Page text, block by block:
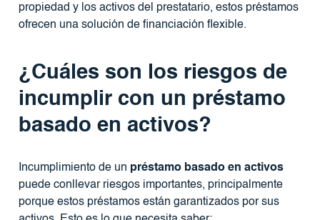
propiedad y los activos del prestatario, estos préstamos
ofrecen una solución de financiación flexible.
¿Cuáles son los riesgos de
incumplir con un préstamo
basado en activos?
Incumplimiento de un préstamo basado en activos
puede conllevar riesgos importantes, principalmente
porque estos préstamos están garantizados por sus